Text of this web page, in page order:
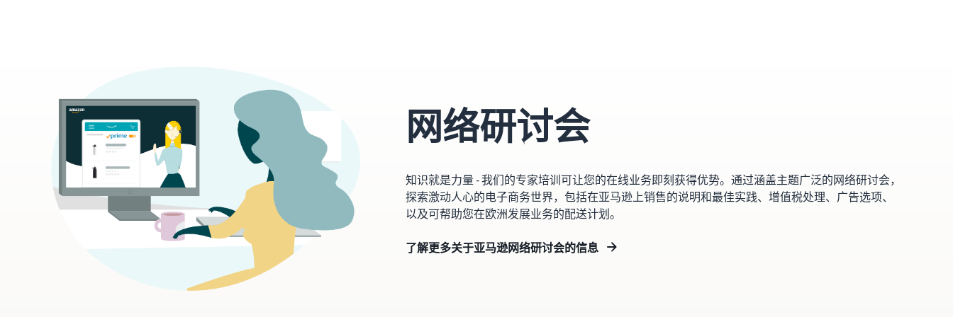
网络研讨会
知识就是力量 - 我们的专家培训可让您的在线业务即刻获得优势。通过涵盖主题广泛的网络研讨会，
探索激动人心的电子商务世界，包括在亚马逊上销售的说明和最佳实践、增值税处理、广告选项、
以及可帮助您在欧洲发展业务的配送计划。
了解更多关于亚马逊网络研讨会的信息